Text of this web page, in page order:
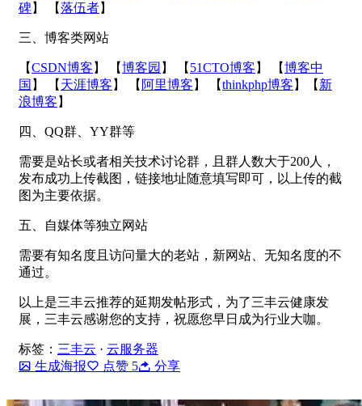
碑】 【落伍者】
三、博客类网站
【CSDN博客 】 【博客园 】 【 51CTO博客 】 【博客中
国 】 【 天涯博客 】 【 阿里博客 】 【thinkphp博客 】【 新
浪博客 】
四、QQ群、YY群等
需要是站长或者相关技术讨论群，且群人数大于200人，
发布成功上传截图，链接地址随意填写即可，以上传的截
图为主要依据。
五、自媒体等独立网站
需要有知名度且访问量大的老站，新网站、无知名度的不
通过。
以上是三丰云推荐的延期发帖形式，为了三丰云健康发
展，三丰云感谢您的支持，祝愿您早日成为行业大咖。
标签： 三丰云 · 云服务器
生成海报
点赞 5 分享